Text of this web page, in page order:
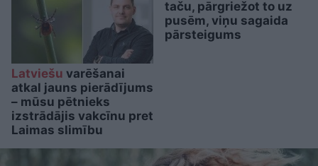
Latviešu varēšanai
atkal jauns pierādījums
– mūsu pētnieks
izstrādājis vakcīnu pret
Laimas slimību
taču, pārgriežot to uz
pusēm, viņu sagaida
pārsteigums